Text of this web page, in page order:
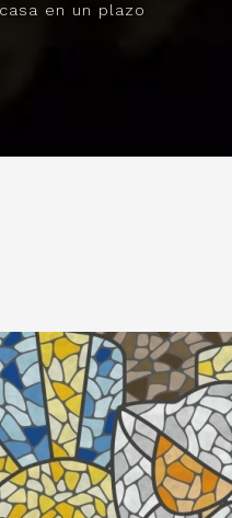
en un plazo